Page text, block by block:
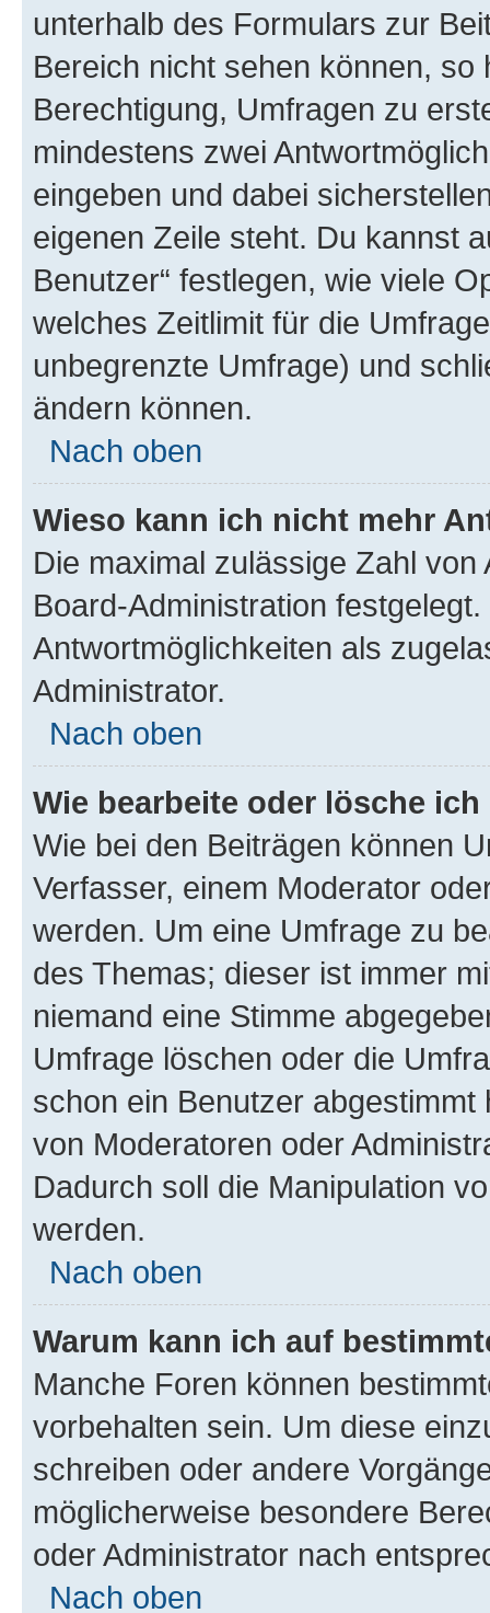
unterhalb des Formulars zur
Bereich nicht sehen können,
Berechtigung, Umfragen zu
mindestens zwei
eingeben und dabei
eigenen Zeile steht. Du kannst
Benutzer“ festlegen, wie viele
welches Zeitlimit für die
unbegrenzte Umfrage) und
ändern können.
Nach oben
Wieso kann ich nicht mehr
Die maximal zulässige Zahl
Board-Administration
Antwortmöglichkeiten als
Administrator.
Nach oben
Wie bearbeite oder lösche
Wie bei den Beiträgen können
Verfasser, einem Moderator
werden. Um eine Umfrage zu
des Themas; dieser ist immer
niemand eine Stimme
Umfrage löschen oder die
schon ein Benutzer
von Moderatoren oder
Dadurch soll die Manipulation
werden.
Nach oben
Warum kann ich auf
Manche Foren können
vorbehalten sein. Um diese
schreiben oder andere
möglicherweise besondere
oder Administrator nach
Nach oben